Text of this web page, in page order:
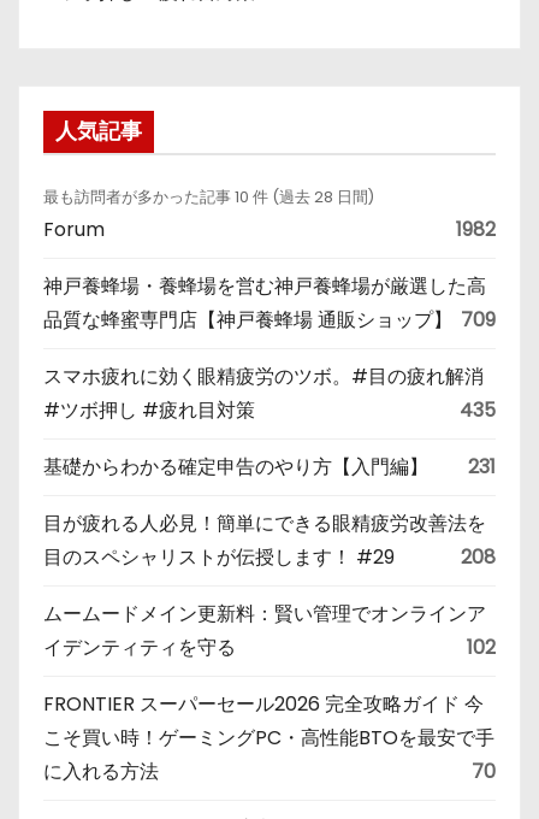
人気記事
最も訪問者が多かった記事 10 件 (過去 28 日間)
Forum 1982
神戸養蜂場・養蜂場を営む神戸養蜂場が厳選した高
品質な蜂蜜専門店【神戸養蜂場 通販ショップ】
709
スマホ疲れに効く眼精疲労のツボ。#目の疲れ解消
#ツボ押し #疲れ目対策
435
基礎からわかる確定申告のやり方【入門編】 231
目が疲れる人必見！簡単にできる眼精疲労改善法を
目のスペシャリストが伝授します！ #29
208
ムームードメイン更新料：賢い管理でオンラインア
イデンティティを守る
102
FRONTIER スーパーセール2026 完全攻略ガイド 今
こそ買い時！ゲーミングPC・高性能BTOを最安で手
に入れる方法
70